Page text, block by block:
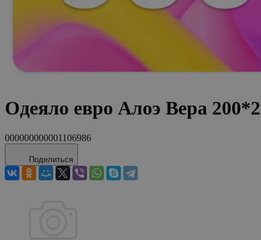
Одеяло евро Алоэ Вера
000000000001106986
Поделиться